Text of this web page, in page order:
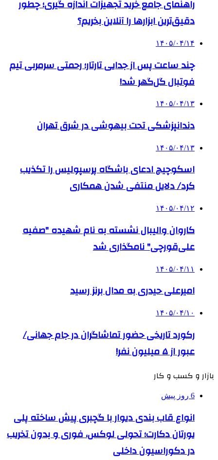
راهنمای جامع خرید تجهیزات اندازه گیری؛ چطور
دقیق‌ترین ابزارها را آنلاین بخریم؟
۱۴۰۵/۰۴/۱۴
چند ساعت پس از جدایی تارتار؛ رحمتی سرمربی تیم
فوتبال گل‌گهر شد!
۱۴۰۵/۰۴/۱۳
دندانپزشکی تحت بیهوشی در شرق تهران
۱۴۰۵/۰۴/۱۳
اسکوچیچ ادعای باشگاه پرسپولیس را تکذیب
کرد/ دلایل منتفی شدن همکاری
۱۴۰۵/۰۴/۱۲
کاروان والیبال نشسته به نام شهیده "صفیه
علی‌قورچی" نامگذاری شد
۱۴۰۵/۰۴/۱۱
امیرعلی حیدری به مدال برنز رسید
۱۴۰۵/۰۴/۱۰
رکورد تاریخی حضور تماشاگران در جام جهانی/
عبور از ۵ میلیون نفر!
بازار و کسب و کار
6 روز پیش
انواع قاب بندی دیوار با گچبری پیش ساخته پلی
یورتان دکارت؛ تحولی لوکس، فوری و بدون تخریب
در دکوراسیون داخلی